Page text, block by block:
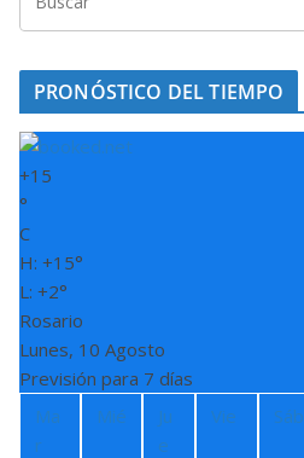
PRONÓSTICO DEL TIEMPO
+15
°
C
H: +15°
L: +2°
Rosario
Lunes, 10 Agosto
Previsión para 7 días
Ma
r
Mié
Ju
e
Vie Sáb